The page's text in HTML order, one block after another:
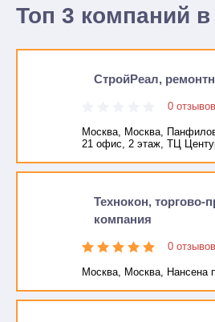
Топ 3 компаний
СтройРеал,
0 отзывов
Москва, Москва,
21 офис, 2 этаж, ТЦ
Технокон, торгово-
компания
0 отзывов
Москва, Москва, Нансена